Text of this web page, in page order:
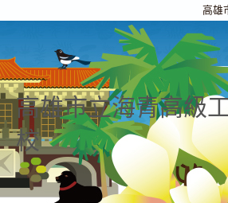
高雄
高雄市立海青高級
校